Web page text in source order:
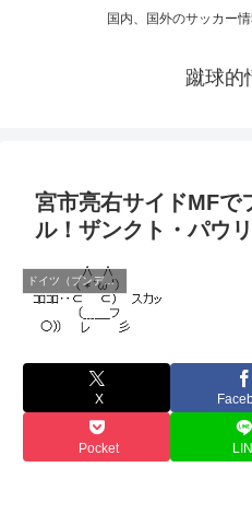
国内、国外のサッカー
蹴球的
宮市亮右サイドMFで
ル！ザンクト・パウ
ドイツ（ブンデス）
X
Pocket